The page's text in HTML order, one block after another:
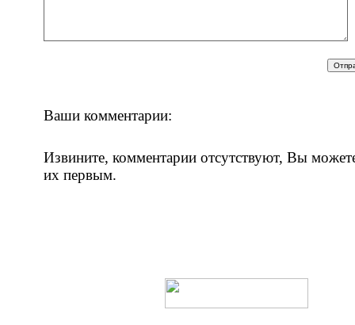
Ваши комментарии:
Извините, комментарии отсутствуют, Вы
их первым.